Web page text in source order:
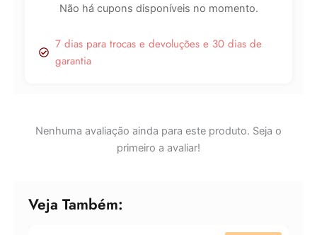
Não há cupons disponíveis no momento.
7 dias para trocas e devoluções e 30 dias de
garantia
R$
6x de
Nenhuma avaliação ainda para este produto. Seja o
primeiro a avaliar!
Veja Também: